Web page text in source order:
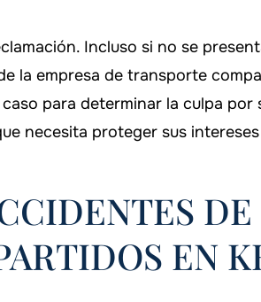
Incluso si no se
la empresa de transporte
para determinar la culpa por
necesita proteger sus
DE
EN